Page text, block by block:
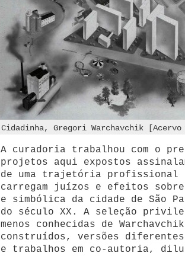
Cidadinha, Gregori Warchavchik [Acervo
A curadoria trabalhou com o
projetos aqui expostos
de uma trajetória profissional
carregam juízos e efeitos
e simbólica da cidade de São
do século XX. A seleção
menos conhecidas de
construídos, versões diferentes
e trabalhos em co-autoria,